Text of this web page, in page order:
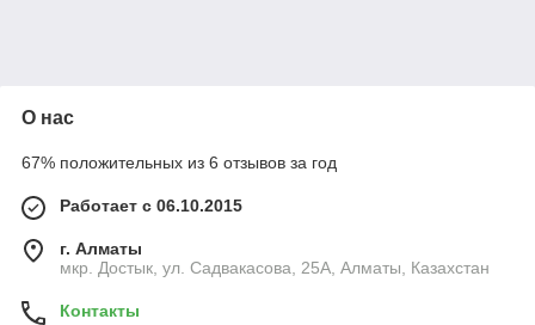
О нас
67% положительных из 6 отзывов за год
Работает с 06.10.2015
г. Алматы
мкр. Достык, ул. Садвакасова, 25А, Алматы, Казахстан
Контакты